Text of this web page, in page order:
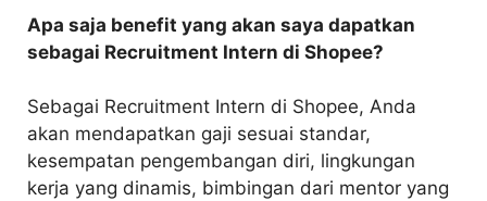
Apa saja benefit yang akan saya dapatkan
sebagai Recruitment Intern di Shopee?
Sebagai Recruitment Intern di Shopee, Anda
akan mendapatkan gaji sesuai standar,
kesempatan pengembangan diri, lingkungan
kerja yang dinamis, bimbingan dari mentor yang